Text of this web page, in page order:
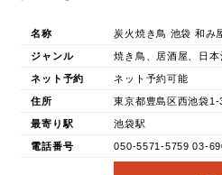
名称 炭火焼き鳥 池袋 和み
ジャンル 焼き鳥、居酒屋、日本
ネット予約 ネット予約可能
住所 東京都豊島区西池袋
最寄り駅 池袋駅
電話番号 050-5571-5759 03-